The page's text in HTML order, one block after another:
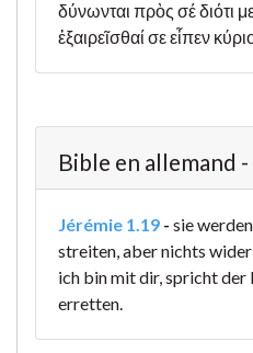
δύνωνται πρὸς σέ διότι
ἐξαιρεῖσθαί σε εἶπεν
Bible en allemand
Jérémie 1.19 - sie
streiten, aber nichts
ich bin mit dir, spricht der
erretten.